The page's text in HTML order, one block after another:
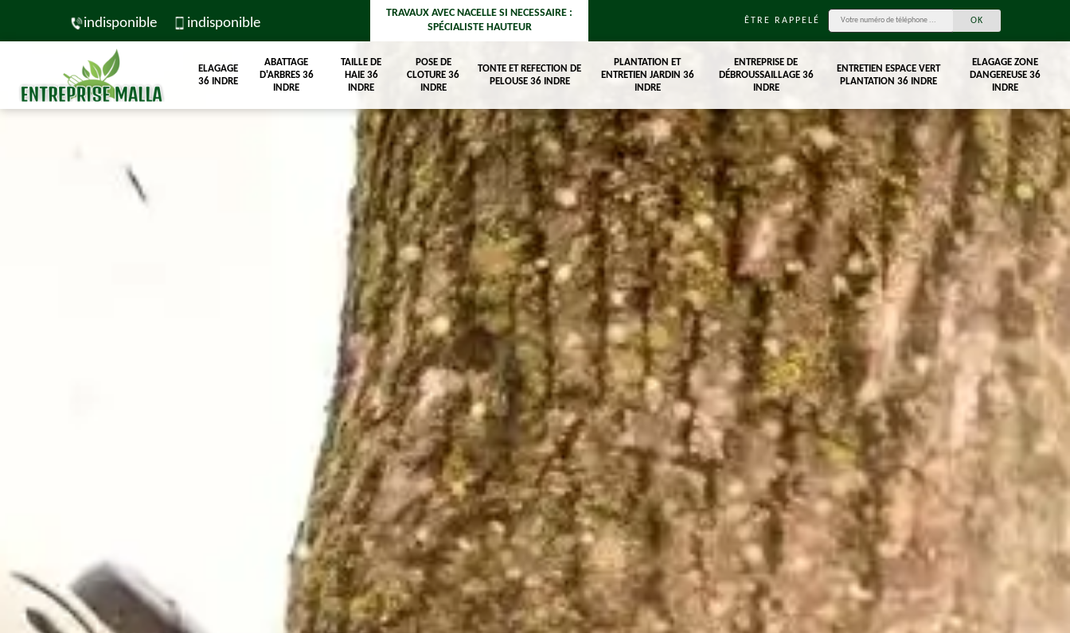
indisponible indisponible
TRAVAUX AVEC NACELLE SI NECESSAIRE :
SPÉCIALISTE HAUTEUR
ÊTRE RAPPELÉ
ELAGAGE
36 INDRE
ABATTAGE
D'ARBRES 36
INDRE
TAILLE DE
HAIE 36
INDRE
POSE DE
CLOTURE 36
INDRE
TONTE ET REFECTION DE
PELOUSE 36 INDRE
PLANTATION ET
ENTRETIEN JARDIN 36
INDRE
ENTREPRISE DE
DÉBROUSSAILLAGE 36
INDRE
ENTRETIEN ESPACE VERT
PLANTATION 36 INDRE
ELAGAGE ZONE
DANGEREUSE 36
INDRE